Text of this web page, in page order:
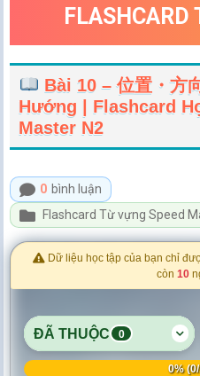
FLASHCARD
Bài 10 – 位置・方
Hướng | Flashcard
Master N2
0 bình luận
Flashcard Từ vựng Speed
Dữ liệu học tập của bạn chỉ
còn 10
ĐÃ THUỘC 0
0%